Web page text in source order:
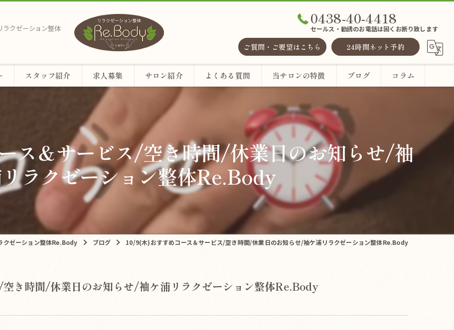
ラクゼーション整体
0438-40-4418
セールス・勧誘のお電話は固くお断り致します
ご質問・ご要望はこちら 24時間ネット予約
スタッフ紹介 求人募集 サロン紹介 よくある質問 当サロンの特徴
整体
ヘッドスパ
ブログ コラム
ス＆サービス/空き時間/休業日のお知らせ/袖
ラクゼーション整体Re.Body
クゼーション整体Re.Body ブログ 10/9(木)おすすめコース＆サービス/空き時間/休業日のお知らせ/袖ケ浦リラクゼーション整体Re.Body
き時間/休業日のお知らせ/袖ケ浦リラクゼーション整体Re.Body